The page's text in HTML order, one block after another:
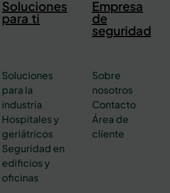
Soluciones
para ti
Soluciones
para la
industria
Hospitales y
geriátricos
Seguridad en
edificios y
oficinas
Empresa
de
seguridad
Sobre
nosotros
Contacto
Área de
cliente